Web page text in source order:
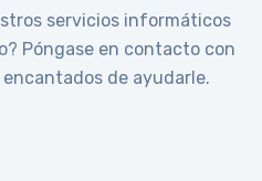
servicios informáticos
Póngase en contacto con
de ayudarle.